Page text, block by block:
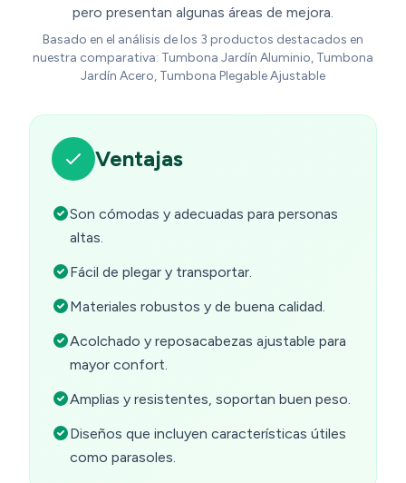
pero presentan algunas áreas de mejora.
Basado en el análisis de los 3 productos destacados en
nuestra comparativa: Tumbona Jardín Aluminio, Tumbona
Jardín Acero, Tumbona Plegable Ajustable
Ventajas
Son cómodas y adecuadas para personas
altas.
Fácil de plegar y transportar.
Materiales robustos y de buena calidad.
Acolchado y reposacabezas ajustable para
mayor confort.
Amplias y resistentes, soportan buen peso.
Diseños que incluyen características útiles
como parasoles.